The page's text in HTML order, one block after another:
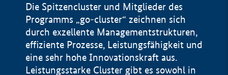
Die Spitzencluster und Mitglieder des
Programms „go-cluster“ zeichnen sich
durch exzellente Managementstrukturen,
effiziente Prozesse, Leistungsfähigkeit und
eine sehr hohe Innovationskraft aus.
Leistungsstarke Cluster gibt es sowohl in